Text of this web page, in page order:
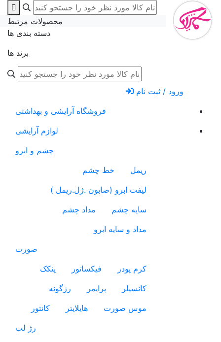
دسته بندی ها
برند ها
محصولات مرتبط
ورود / ثبت نام
فروشگاه آرایشی و بهداشتی
لوازم آرایشی
چشم و ابرو
ریمل
خط چشم
لیفت ابرو (صابون .ژل.ریمل )
سایه چشم
مداد چشم
مداد و سایه ابرو
صورت
کرم پودر
فیکساتور
پنکک
کانسیلر
پرایمر
رژگونه
موس صورت
هایلایتر
کانتور
رژ لب